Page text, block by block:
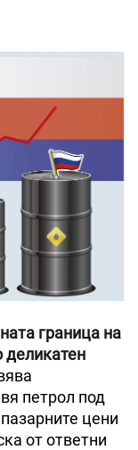
граница на
деликатен
петрол под
цени
от ответни